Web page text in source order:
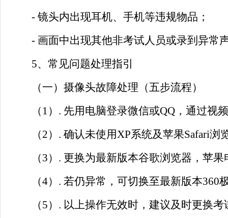
- 镜头内出现耳机、手机等违规物品；
- 画面中出现其他非考试人员或录到异常
5、常见问题处理指引
（一）摄像头故障处理（五步流程）
（ 1）. 先用电脑登录微信或QQ，通过视
（2）. 确认未使用XP系统及苹果Safari浏
（3）. 更换为最新版本谷歌浏览器，苹
（4）. 若仍异常，可切换至最新版本360
（5）. 以上操作无效时，建议及时更换考